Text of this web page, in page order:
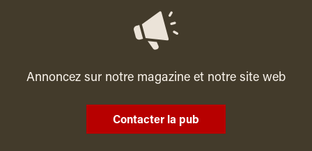
Annoncez sur notre magazine et notre site web
Contacter la pub